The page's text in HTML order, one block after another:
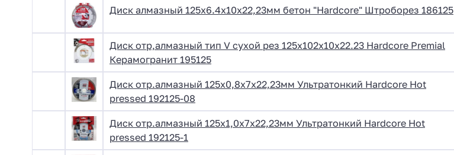
Диск алмазный 125x6.4x10х22,23мм бетон "Hardcore" Штроборез 186125
Диск отр,алмазный тип V сухой рез 125x102x10x22.23 Hardcore Premial
Керамогранит 195125
Диск отр.алмазный 125х0,8х7х22,23мм Ультратонкий Hardcore Hot
pressed 192125-08
Диск отр.алмазный 125х1,0х7х22,23мм Ультратонкий Hardcore Hot
pressed 192125-1